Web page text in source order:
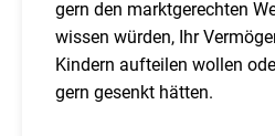
gern den marktgerechten
wissen würden, Ihr
Kindern aufteilen wollen
gern gesenkt hätten.